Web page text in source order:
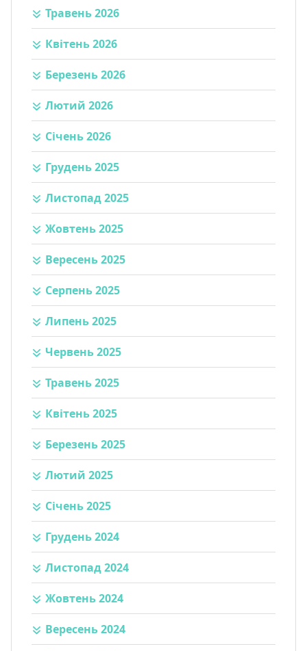
Травень 2026
Квітень 2026
Березень 2026
Лютий 2026
Січень 2026
Грудень 2025
Листопад 2025
Жовтень 2025
Вересень 2025
Серпень 2025
Липень 2025
Червень 2025
Травень 2025
Квітень 2025
Березень 2025
Лютий 2025
Січень 2025
Грудень 2024
Листопад 2024
Жовтень 2024
Вересень 2024